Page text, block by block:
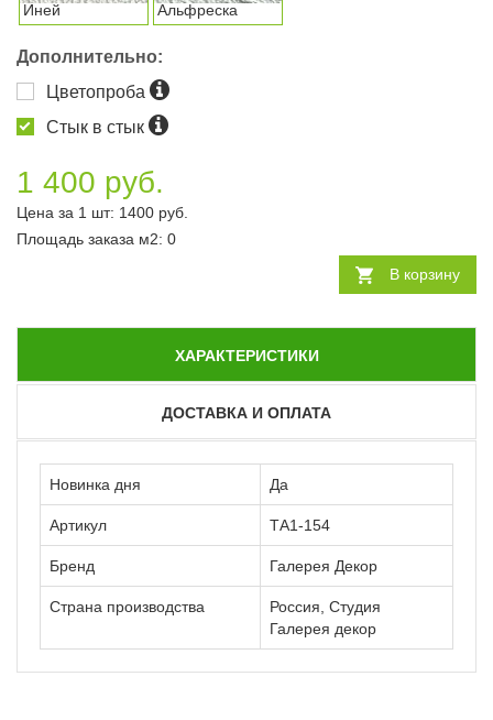
Иней Альфреска
Дополнительно:
Цветопроба
Стык в стык
1 400 руб.
Цена за 1 шт: 1400 руб.
Площадь заказа м2: 0
В корзину
ХАРАКТЕРИСТИКИ
ДОСТАВКА И ОПЛАТА
Новинка дня Да
Артикул ТА1-154
Бренд Галерея Декор
Страна производства
Россия, Студия
Галерея декор